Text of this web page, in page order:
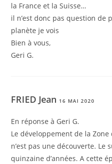
la France et la Suisse…
il n’est donc pas question de
planète je vois
Bien à vous,
Geri G.
FRIED Jean 16 MAI 2020
En réponse à Geri G.
Le développement de la Zone
n’est pas une découverte. Le
quinzaine d’années. A cette